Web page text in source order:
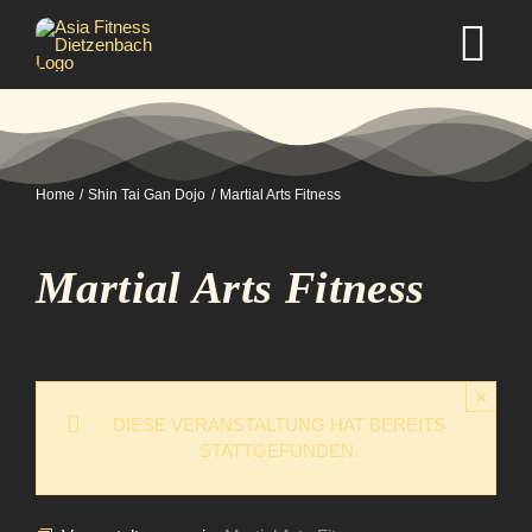
Inhalt
springen
Home Shin Tai Gan Dojo Martial Arts Fitness
Martial Arts Fitness
DIESE VERANSTALTUNG HAT BEREITS
STATTGEFUNDEN.
×